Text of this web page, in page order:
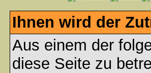
Ihnen wird der
Aus einem der
diese Seite zu